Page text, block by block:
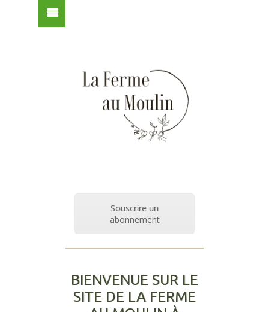
Souscrire un
abonnement
BIENVENUE SUR LE
SITE DE LA FERME